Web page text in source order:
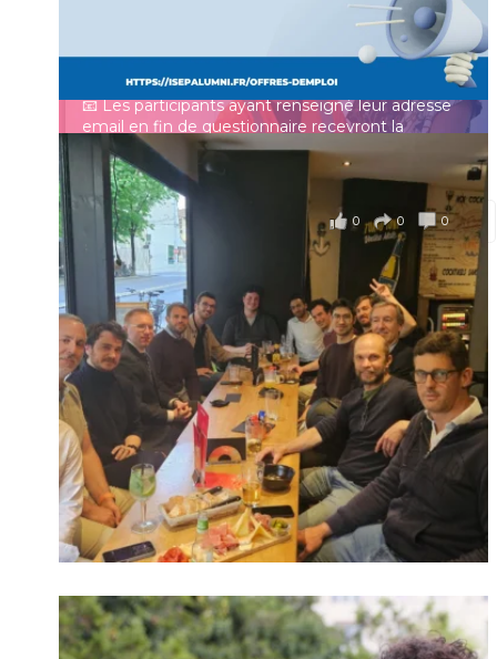
Charger plus Suivre sur Instagram
un panorama complet de la situation socio-
professionnelle des ingénieurs et scientifiques
français.
📧 Les participants ayant renseigné leur adresse
email en fin de questionnaire recevront la
synthèse des résultats...Voir plus
il y a 4 mois
0 0 0
Voir sur Facebook
Mot de passe
Se souvenir de moi
Connexion
Identifiant oublié ?
Mot de passe
oublié ?